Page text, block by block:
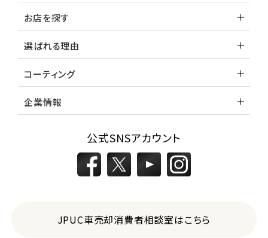
お店を探す
選ばれる理由
コーティング
企業情報
公式SNSアカウント
JPUC車売却消費者相談室はこちら